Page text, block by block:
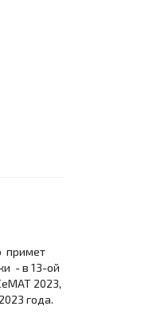
примет
- в 13-ой
2023,
года.